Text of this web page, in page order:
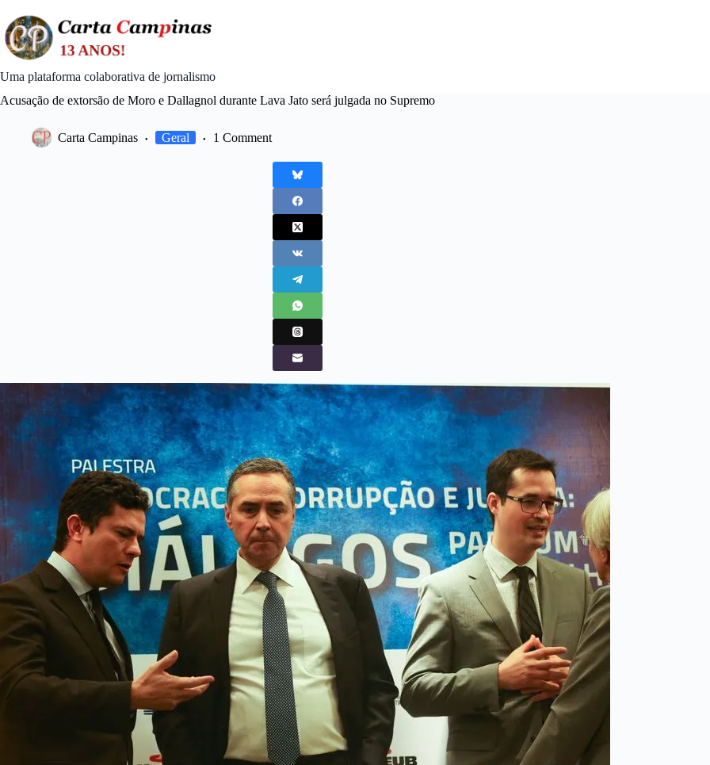
content
Uma plataforma colaborativa de jornalismo
Acusação de extorsão de Moro e Dallagnol durante Lava Jato será julgada no Supremo
Carta Campinas Geral 1 Comment